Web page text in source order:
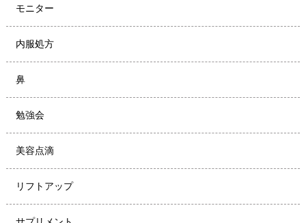
モニター
内服処方
鼻
勉強会
美容点滴
リフトアップ